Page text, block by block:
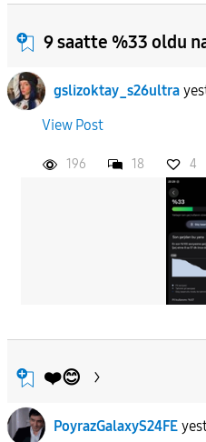
9 saatte %33 oldu
gslizoktay_s26ultra
View Post
196 18 4
❤️😊
PoyrazGalaxyS24FE